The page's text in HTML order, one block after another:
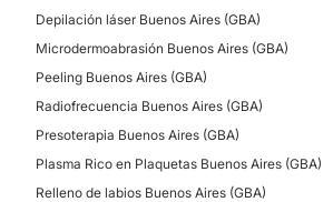
Depilación láser Buenos Aires (GBA)
Microdermoabrasión Buenos Aires (GBA)
Peeling Buenos Aires (GBA)
Radiofrecuencia Buenos Aires (GBA)
Presoterapia Buenos Aires (GBA)
Plasma Rico en Plaquetas Buenos Aires (GBA)
Relleno de labios Buenos Aires (GBA)